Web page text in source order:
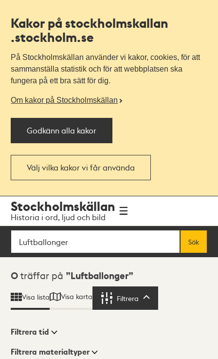
Kakor på stockholmskallan
.stockholm.se
På Stockholmskällan använder vi kakor, cookies, för att
sammanställa statistik och för att webbplatsen ska
fungera på ett bra sätt för dig.
Om kakor på Stockholmskällan
Godkänn alla kakor
Välj vilka kakor vi får använda
navigationen
huvudinnehållet
Stockholmskällan
Historia i ord, ljud och bild
Sök
Sök
Sökresultat
0 träffar på Luftballonger
Visa lista Visa karta Filtrera
Visningsläge
Filtrera tid
Filtrera materialtyper